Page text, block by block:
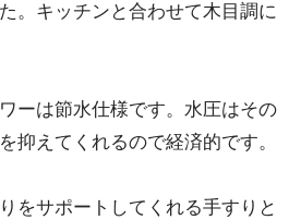
。キッチンと合わせて木目調に
ーは節水仕様です。水圧はその
抑えてくれるので経済的です。
をサポートしてくれる手すりと